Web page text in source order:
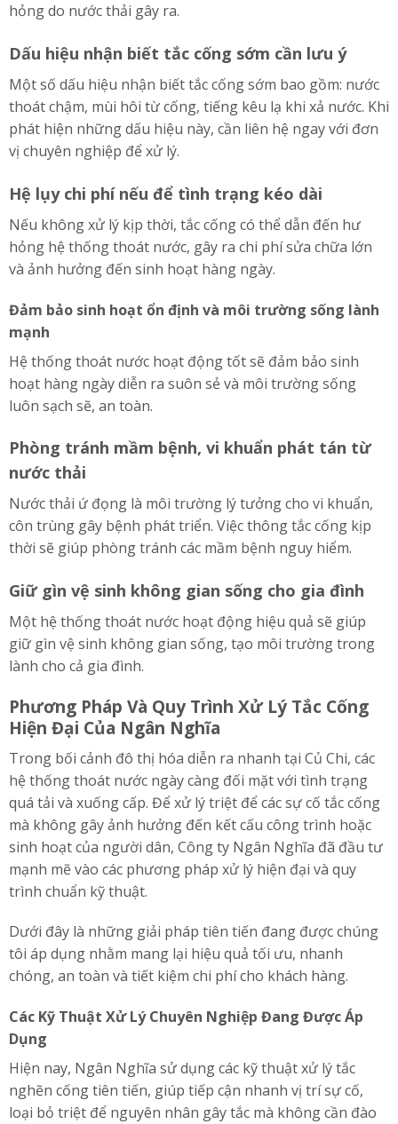
hỏng do nước thải gây ra.
Dấu hiệu nhận biết tắc cống sớm cần lưu ý
Một số dấu hiệu nhận biết tắc cống sớm bao gồm: nước
thoát chậm, mùi hôi từ cống, tiếng kêu lạ khi xả nước. Khi
phát hiện những dấu hiệu này, cần liên hệ ngay với đơn
vị chuyên nghiệp để xử lý.
Hệ lụy chi phí nếu để tình trạng kéo dài
Nếu không xử lý kịp thời, tắc cống có thể dẫn đến hư
hỏng hệ thống thoát nước, gây ra chi phí sửa chữa lớn
và ảnh hưởng đến sinh hoạt hàng ngày.
Đảm bảo sinh hoạt ổn định và môi trường sống lành
mạnh
Hệ thống thoát nước hoạt động tốt sẽ đảm bảo sinh
hoạt hàng ngày diễn ra suôn sẻ và môi trường sống
luôn sạch sẽ, an toàn.
Phòng tránh mầm bệnh, vi khuẩn phát tán từ
nước thải
Nước thải ứ đọng là môi trường lý tưởng cho vi khuẩn,
côn trùng gây bệnh phát triển. Việc thông tắc cống kịp
thời sẽ giúp phòng tránh các mầm bệnh nguy hiểm.
Giữ gìn vệ sinh không gian sống cho gia đình
Một hệ thống thoát nước hoạt động hiệu quả sẽ giúp
giữ gìn vệ sinh không gian sống, tạo môi trường trong
lành cho cả gia đình.
Phương Pháp Và Quy Trình Xử Lý Tắc Cống
Hiện Đại Của Ngân Nghĩa
Trong bối cảnh đô thị hóa diễn ra nhanh tại Củ Chi, các
hệ thống thoát nước ngày càng đối mặt với tình trạng
quá tải và xuống cấp. Để xử lý triệt để các sự cố tắc cống
mà không gây ảnh hưởng đến kết cấu công trình hoặc
sinh hoạt của người dân, Công ty Ngân Nghĩa đã đầu tư
mạnh mẽ vào các phương pháp xử lý hiện đại và quy
trình chuẩn kỹ thuật.
Dưới đây là những giải pháp tiên tiến đang được chúng
tôi áp dụng nhằm mang lại hiệu quả tối ưu, nhanh
chóng, an toàn và tiết kiệm chi phí cho khách hàng.
Các Kỹ Thuật Xử Lý Chuyên Nghiệp Đang Được Áp
Dụng
Hiện nay, Ngân Nghĩa sử dụng các kỹ thuật xử lý tắc
nghẽn cống tiên tiến, giúp tiếp cận nhanh vị trí sự cố,
loại bỏ triệt để nguyên nhân gây tắc mà không cần đào